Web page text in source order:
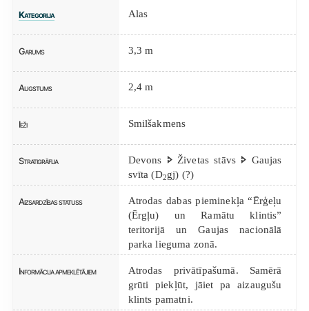
Kategorija Alas
Garums 3,3 m
Augstums 2,4 m
Ieži Smilšakmens
Stratigrāfija
Devons 🢖 Živetas stāvs 🢖 Gaujas
svīta (D2gj) (?)
Aizsardzības statuss
Atrodas dabas pieminekļa “Ērģeļu
(Ērgļu) un Ramātu klintis”
teritorijā un Gaujas nacionālā
parka lieguma zonā.
Informācija apmeklētājiem
Atrodas privātīpašumā. Samērā
grūti piekļūt, jāiet pa aizaugušu
klints pamatni.